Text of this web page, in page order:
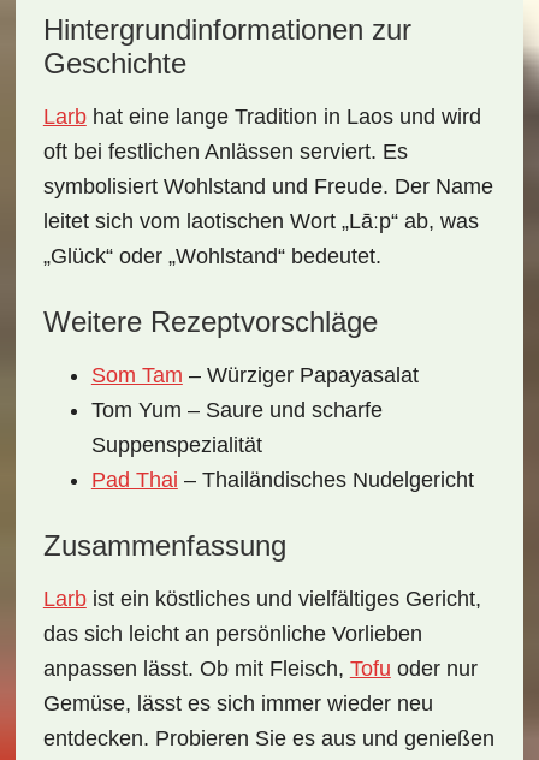
Hintergrundinformationen zur
Geschichte
Larbhat eine lange Tradition in Laos und wird
oft bei festlichen Anlässen serviert. Es
symbolisiert Wohlstand und Freude. Der Name
leitet sich vom laotischen Wort „Lāːp“ ab, was
„Glück“ oder „Wohlstand“ bedeutet.
Weitere Rezeptvorschläge
Som Tam – Würziger Papayasalat
Tom Yum – Saure und scharfe
Suppenspezialität
Pad Thai – Thailändisches Nudelgericht
Zusammenfassung
Larbist ein köstliches und vielfältiges Gericht,
das sich leicht an persönliche Vorlieben
anpassen lässt. Ob mit Fleisch, Tofu oder nur
Gemüse, lässt es sich immer wieder neu
entdecken. Probieren Sie es aus und genießen